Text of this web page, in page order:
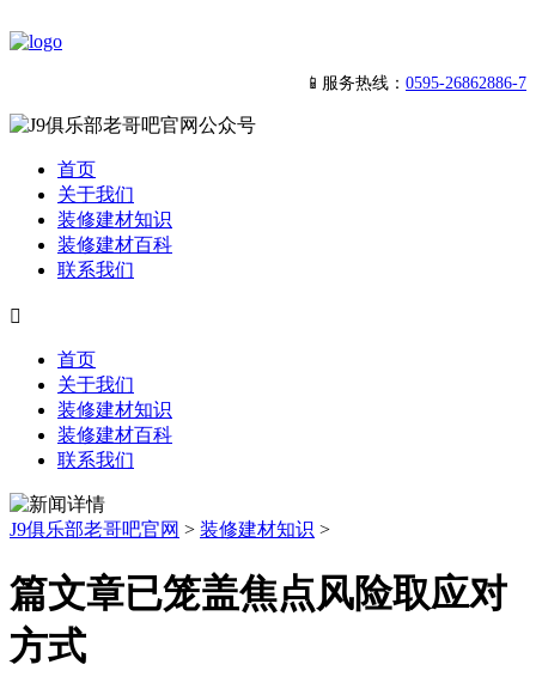
📱服务热线： 0595-26862886-7
首页
关于我们
装修建材知识
装修建材百科
联系我们

首页
关于我们
装修建材知识
装修建材百科
联系我们
J9俱乐部老哥吧官网 > 装修建材知识 >
篇文章已笼盖焦点风险取应对
方式